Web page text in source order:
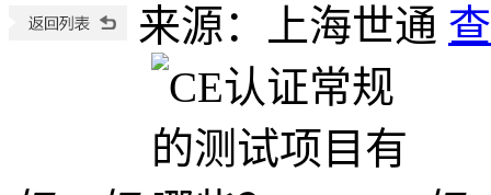
来源：上海世通